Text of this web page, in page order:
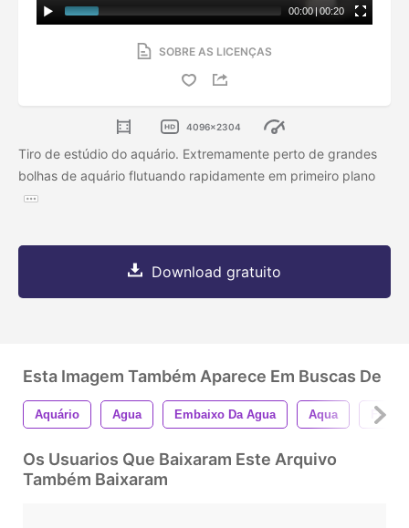
00:00 | 00:20
SOBRE AS LICENÇAS
4096x2304
Tiro de estúdio do aquário. Extremamente perto de grandes
bolhas de aquário flutuando rapidamente em primeiro plano
Download gratuito
Esta Imagem Também Aparece Em Buscas De
Aquário Agua Embaixo Da Agua Aqua Fundo
Os Usuarios Que Baixaram Este Arquivo
Também Baixaram